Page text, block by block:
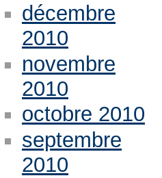
décembre
2010
novembre
2010
octobre 2010
septembre
2010